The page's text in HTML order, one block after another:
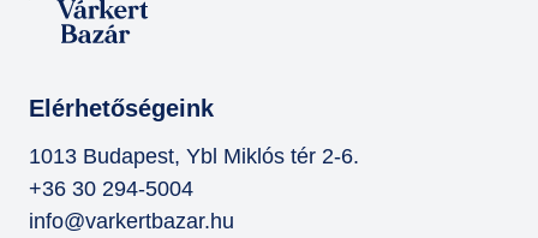
Elérhetőségeink
1013 Budapest, Ybl Miklós tér 2-6.
+36 30 294-5004
info@varkertbazar.hu